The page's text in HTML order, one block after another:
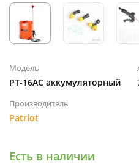
Модель
PT-16AC аккумуляторный
Производитель
Patriot
Есть в наличии